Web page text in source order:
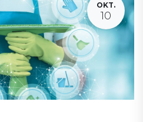
OKT.
10